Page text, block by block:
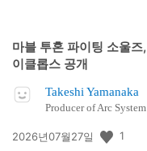
마블 투혼 파이팅 소울
이클롭스 공개
Takeshi Yamanaka
Producer of Arc
공
2026년07월27일 1